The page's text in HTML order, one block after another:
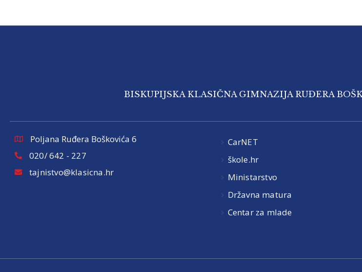
BISKUPIJSKA KLASIČNA GIMNAZIJA RUĐERA
Poljana Ruđera Boškovića 6
020/ 642 - 227
tajnistvo@klasicna.hr
CarNET
škole.hr
Ministarstvo
Državna matura
Centar za mlade